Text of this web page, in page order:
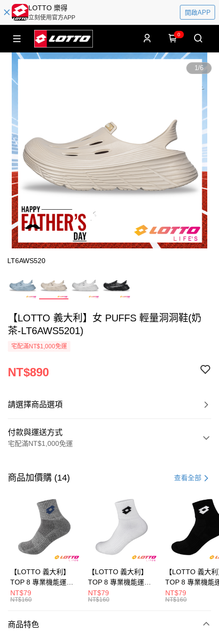
LOTTO 樂得
立刻使用官方APP
開啟APP
0
1/6
LT6AWS520
【LOTTO 義大利】女 PUFFS 輕量洞洞鞋(奶
茶-LT6AWS5201)
宅配滿NT$1,000免運
NT$890
請選擇商品選項
付款與運送方式
宅配滿NT$1,000免運
信用卡一次付款
Apple Pay
悠遊付
ATM付款
付款後全家取貨
商品加價購 (14) 查看全部
【LOTTO 義大利】
TOP 8 專業機能運動
襪-加大款(灰藍-
LT9CMW8308)
NT$79
NT$160
【LOTTO 義大利】
TOP 8 專業機能運動
襪-加大款(白/黑-
LT9CMW8309)
NT$79
NT$160
【LOTTO 義大
TOP 8 專業機能
襪-加大款(黑/白-
LT9CMW8300)
NT$79
NT$160
商品特色